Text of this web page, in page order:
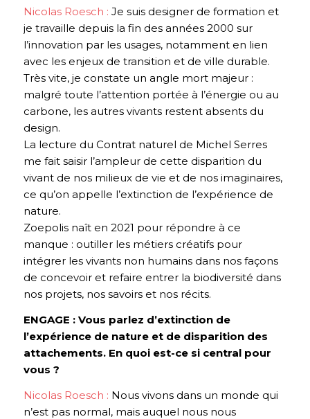
Nicolas Roesch : Je suis designer de formation et
je travaille depuis la fin des années 2000 sur
l’innovation par les usages, notamment en lien
avec les enjeux de transition et de ville durable.
Très vite, je constate un angle mort majeur :
malgré toute l’attention portée à l’énergie ou au
carbone, les autres vivants restent absents du
design.
La lecture du Contrat naturel de Michel Serres
me fait saisir l’ampleur de cette disparition du
vivant de nos milieux de vie et de nos imaginaires,
ce qu’on appelle l’extinction de l’expérience de
nature.
Zoepolis naît en 2021 pour répondre à ce
manque : outiller les métiers créatifs pour
intégrer les vivants non humains dans nos façons
de concevoir et refaire entrer la biodiversité dans
nos projets, nos savoirs et nos récits.
ENGAGE : Vous parlez d’extinction de
l’expérience de nature et de disparition des
attachements. En quoi est-ce si central pour
vous ?
Nicolas Roesch : Nous vivons dans un monde qui
n’est pas normal, mais auquel nous nous